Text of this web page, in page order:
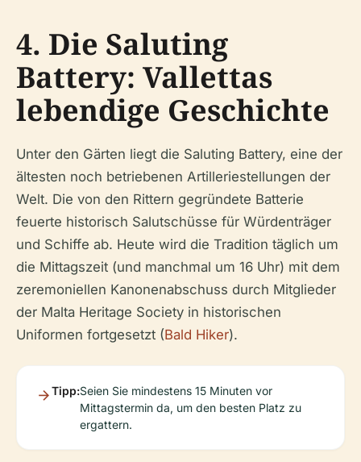
4. Die Saluting
Battery: Vallettas
lebendige Geschichte
Unter den Gärten liegt die Saluting Battery, eine der
ältesten noch betriebenen Artilleriestellungen der
Welt. Die von den Rittern gegründete Batterie
feuerte historisch Salutschüsse für Würdenträger
und Schiffe ab. Heute wird die Tradition täglich um
die Mittagszeit (und manchmal um 16 Uhr) mit dem
zeremoniellen Kanonenabschuss durch Mitglieder
der Malta Heritage Society in historischen
Uniformen fortgesetzt (Bald Hiker).
Tipp:Seien Sie mindestens 15 Minuten vor
Mittagstermin da, um den besten Platz zu
ergattern.